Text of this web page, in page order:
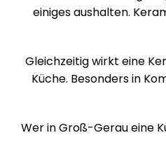
einiges aushalten.
Gleichzeitig wirkt eine
Küche. Besonders in
Wer in Groß-Gerau eine